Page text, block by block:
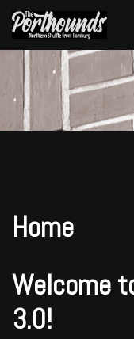
Zum
Inhalt
springen
Home
Welcome
3.0!